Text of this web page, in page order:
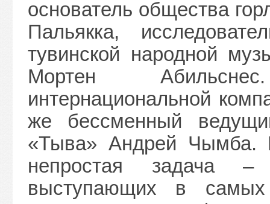
основатель общества
Пальякка,
тувинской народной
Мортен
интернациональной
же бессменный
«Тыва» Андрей Чымба.
непростая задача –
выступающих в самых